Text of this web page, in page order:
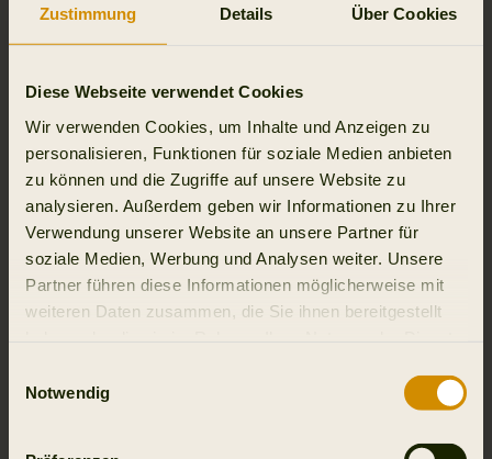
Zustimmung Details Über Cookies
Diese Webseite verwendet Cookies
Wir verwenden Cookies, um Inhalte und Anzeigen zu
personalisieren, Funktionen für soziale Medien anbieten
zu können und die Zugriffe auf unsere Website zu
analysieren. Außerdem geben wir Informationen zu Ihrer
Verwendung unserer Website an unsere Partner für
soziale Medien, Werbung und Analysen weiter. Unsere
Partner führen diese Informationen möglicherweise mit
weiteren Daten zusammen, die Sie ihnen bereitgestellt
Notwendig
Repellent) treatment, which makes the
repellent. The jacket has an HSP (Härkila
Storm ProTM) membrane. The membrane is
fully windproof and ensures maximum
breathability. Like the other items in the
Moose Hunter range, the jacket is made from
a mix of Mossy Oak® Break-Up Country®
and Mossy Oak® Blaze Orange camouflage,
which conceals the hunter from the game but
The jacket has a mesh lining on the inside to
improve comfort. The Moose Hunter HSP